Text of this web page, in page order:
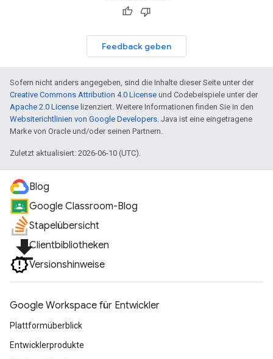
Feedback geben
Sofern nicht anders angegeben, sind die Inhalte dieser Seite unter der
Creative Commons Attribution 4.0 License und Codebeispiele unter der
Apache 2.0 License lizenziert. Weitere Informationen finden Sie in den
Websiterichtlinien von Google Developers. Java ist eine eingetragene
Marke von Oracle und/oder seinen Partnern.
Zuletzt aktualisiert: 2026-06-10 (UTC).
Blog
Google Classroom-Blog
Stapelübersicht
file_downloadClientbibliotheken
Versionshinweise
Google Workspace für Entwickler
Plattformüberblick
Entwicklerprodukte